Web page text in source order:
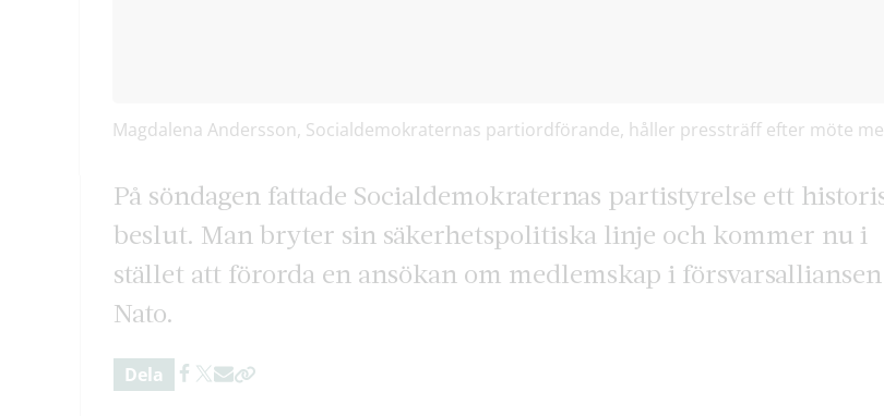
Magdalena Andersson, Socialdemokraternas partiordförande, håller pressträff efter möte
På söndagen fattade Socialdemokraternas partistyrelse ett
beslut. Man bryter sin säkerhetspolitiska linje och kommer nu i
stället att förorda en ansökan om medlemskap i försvarsalliansen
Nato.
Dela